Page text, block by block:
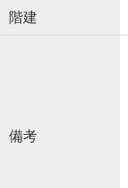
階建
備考